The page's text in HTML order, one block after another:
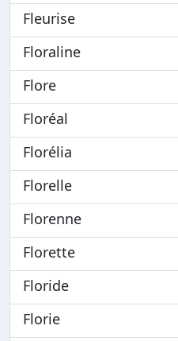
Fleurise
Floraline
Flore
Floréal
Florélia
Florelle
Florenne
Florette
Floride
Florie